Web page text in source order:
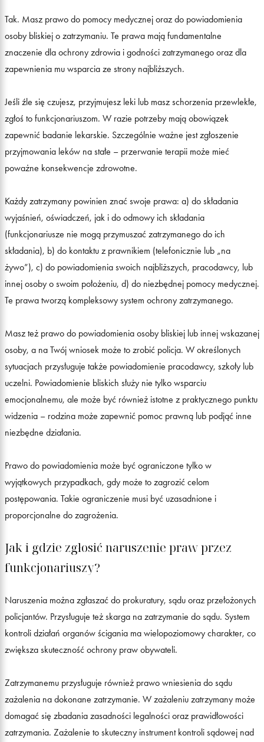
Tak. Masz prawo do pomocy medycznej oraz do powiadomienia
osoby bliskiej o zatrzymaniu. Te prawa mają fundamentalne
znaczenie dla ochrony zdrowia i godności zatrzymanego oraz dla
zapewnienia mu wsparcia ze strony najbliższych.
Jeśli źle się czujesz, przyjmujesz leki lub masz schorzenia przewlekłe,
zgłoś to funkcjonariuszom. W razie potrzeby mają obowiązek
zapewnić badanie lekarskie. Szczególnie ważne jest zgłoszenie
przyjmowania leków na stałe – przerwanie terapii może mieć
poważne konsekwencje zdrowotne.
Każdy zatrzymany powinien znać swoje prawa: a) do składania
wyjaśnień, oświadczeń, jak i do odmowy ich składania
(funkcjonariusze nie mogą przymuszać zatrzymanego do ich
składania), b) do kontaktu z prawnikiem (telefonicznie lub „na
żywo”), c) do powiadomienia swoich najbliższych, pracodawcy, lub
innej osoby o swoim położeniu, d) do niezbędnej pomocy medycznej.
Te prawa tworzą kompleksowy system ochrony zatrzymanego.
Masz też prawo do powiadomienia osoby bliskiej lub innej wskazanej
osoby, a na Twój wniosek może to zrobić policja. W określonych
sytuacjach przysługuje także powiadomienie pracodawcy, szkoły lub
uczelni. Powiadomienie bliskich służy nie tylko wsparciu
emocjonalnemu, ale może być również istotne z praktycznego punktu
widzenia – rodzina może zapewnić pomoc prawną lub podjąć inne
niezbędne działania.
Prawo do powiadomienia może być ograniczone tylko w
wyjątkowych przypadkach, gdy może to zagrozić celom
postępowania. Takie ograniczenie musi być uzasadnione i
proporcjonalne do zagrożenia.
Jak i gdzie zgłosić naruszenie praw przez
funkcjonariuszy?
Naruszenia można zgłaszać do prokuratury, sądu oraz przełożonych
policjantów. Przysługuje też skarga na zatrzymanie do sądu. System
kontroli działań organów ścigania ma wielopoziomowy charakter, co
zwiększa skuteczność ochrony praw obywateli.
Zatrzymanemu przysługuje również prawo wniesienia do sądu
zażalenia na dokonane zatrzymanie. W zażaleniu zatrzymany może
domagać się zbadania zasadności legalności oraz prawidłowości
zatrzymania. Zażalenie to skuteczny instrument kontroli sądowej nad